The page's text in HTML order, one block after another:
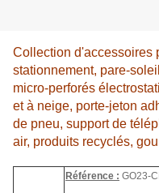
Collection d'accessoires
stationnement, pare-
micro-perforés
et à neige, porte-jeton
de pneu, support de
air, produits recyclés,
Référence : GO23-